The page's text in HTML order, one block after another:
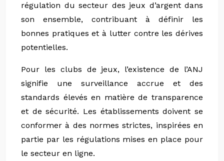
régulation du secteur des jeux d’argent dans
son ensemble, contribuant à définir les
bonnes pratiques et à lutter contre les dérives
potentielles.
Pour les clubs de jeux, l’existence de l’ANJ
signifie une surveillance accrue et des
standards élevés en matière de transparence
et de sécurité. Les établissements doivent se
conformer à des normes strictes, inspirées en
partie par les régulations mises en place pour
le secteur en ligne.